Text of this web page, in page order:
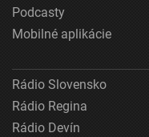
Podcasty
Mobilné aplikácie
Rádio Slovensko
Rádio Regina
Rádio Devín